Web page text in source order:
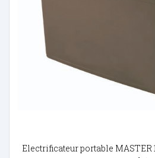
Electrificateur portable